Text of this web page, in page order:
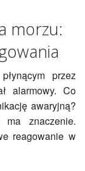
morzu:
przez
alarmowy. Co
awaryjną?
znaczenie.
reagowanie w